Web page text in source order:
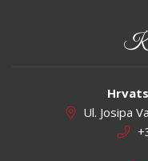
Ul. Josipa